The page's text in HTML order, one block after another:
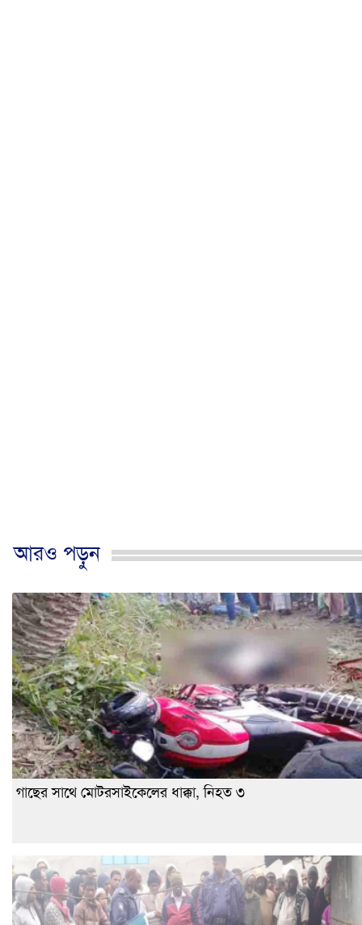
আরও পড়ুন
গাছের সাথে মোটরসাইকেলের ধাক্কা, নিহত ৩